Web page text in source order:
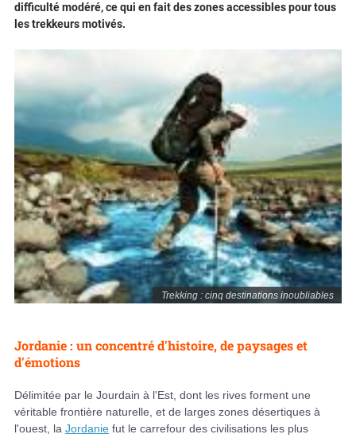
Trekking : cinq destinations inoubliables
difficulté modéré, ce qui en fait des zones accessibles pour tous
les trekkeurs motivés.
Jordanie : un concentré d'histoire, de paysages et
d'émotions
Délimitée par le Jourdain à l'Est, dont les rives forment une
véritable frontière naturelle, et de larges zones désertiques à
l'ouest, la Jordanie fut le carrefour des civilisations les plus